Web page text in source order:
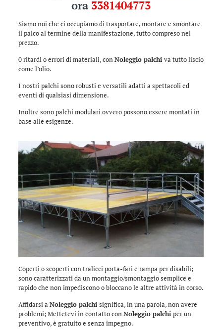
ora 3381404773
Siamo noi che ci occupiamo di trasportare, montare e smontare
il palco al termine della manifestazione, tutto compreso nel
prezzo.
0 ritardi o errori di materiali, conNoleggio palchi va tutto liscio
come l’olio.
I nostri palchi sono robusti e versatili adatti a spettacoli ed
eventi di qualsiasi dimensione.
Inoltre sono palchi modulari ovvero possono essere montati in
base alle esigenze.
Coperti o scoperti con tralicci porta-fari e rampa per disabili;
sono caratterizzati da un montaggio/smontaggio semplice e
rapido che non impediscono o bloccano le altre attività in corso.
Affidarsi a Noleggio palchi significa, in una parola, non avere
problemi; Mettetevi in contatto conNoleggio palchi per un
preventivo, è gratuito e senza impegno.